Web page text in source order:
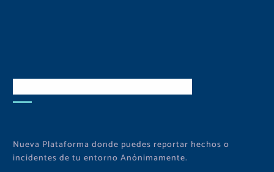
Nueva Plataforma donde puedes reportar hechos o
incidentes de tu entorno Anónimamente.